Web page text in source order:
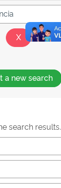
a new search
search results.